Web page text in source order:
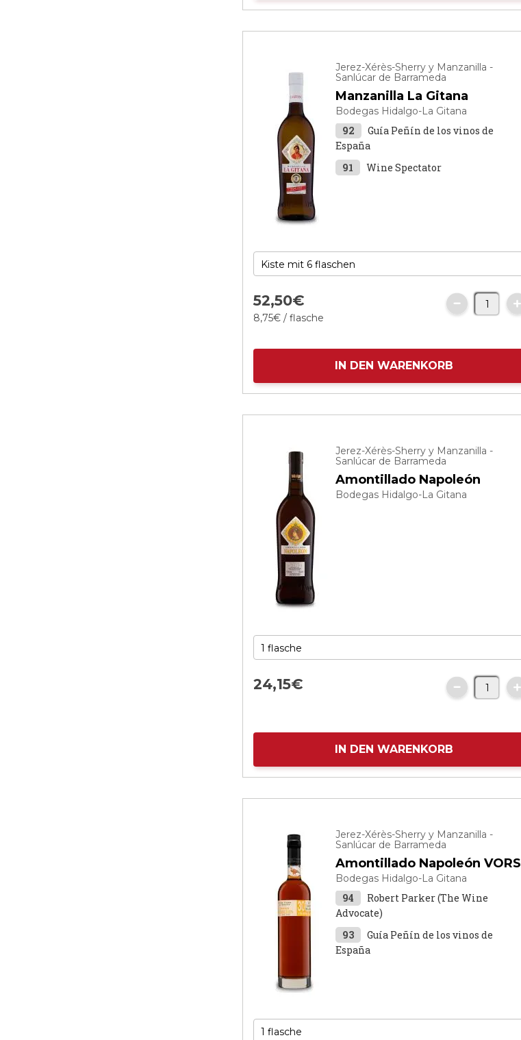
Jerez-Xérès-Sherry y Manzanilla -
Sanlúcar de Barrameda
Manzanilla La Gitana
Bodegas Hidalgo-La Gitana
92
Guía Peñín de los vinos de
España
91
Wine Spectator
52,50€
8,75€ / flasche
IN DEN WARENKORB
Jerez-Xérès-Sherry y Manzanilla -
Sanlúcar de Barrameda
Amontillado Napoleón
Bodegas Hidalgo-La Gitana
24,15€
IN DEN WARENKORB
Jerez-Xérès-Sherry y Manzanilla -
Sanlúcar de Barrameda
Amontillado Napoleón VORS
Bodegas Hidalgo-La Gitana
94
Robert Parker (The Wine
Advocate)
93
Guía Peñín de los vinos de
España